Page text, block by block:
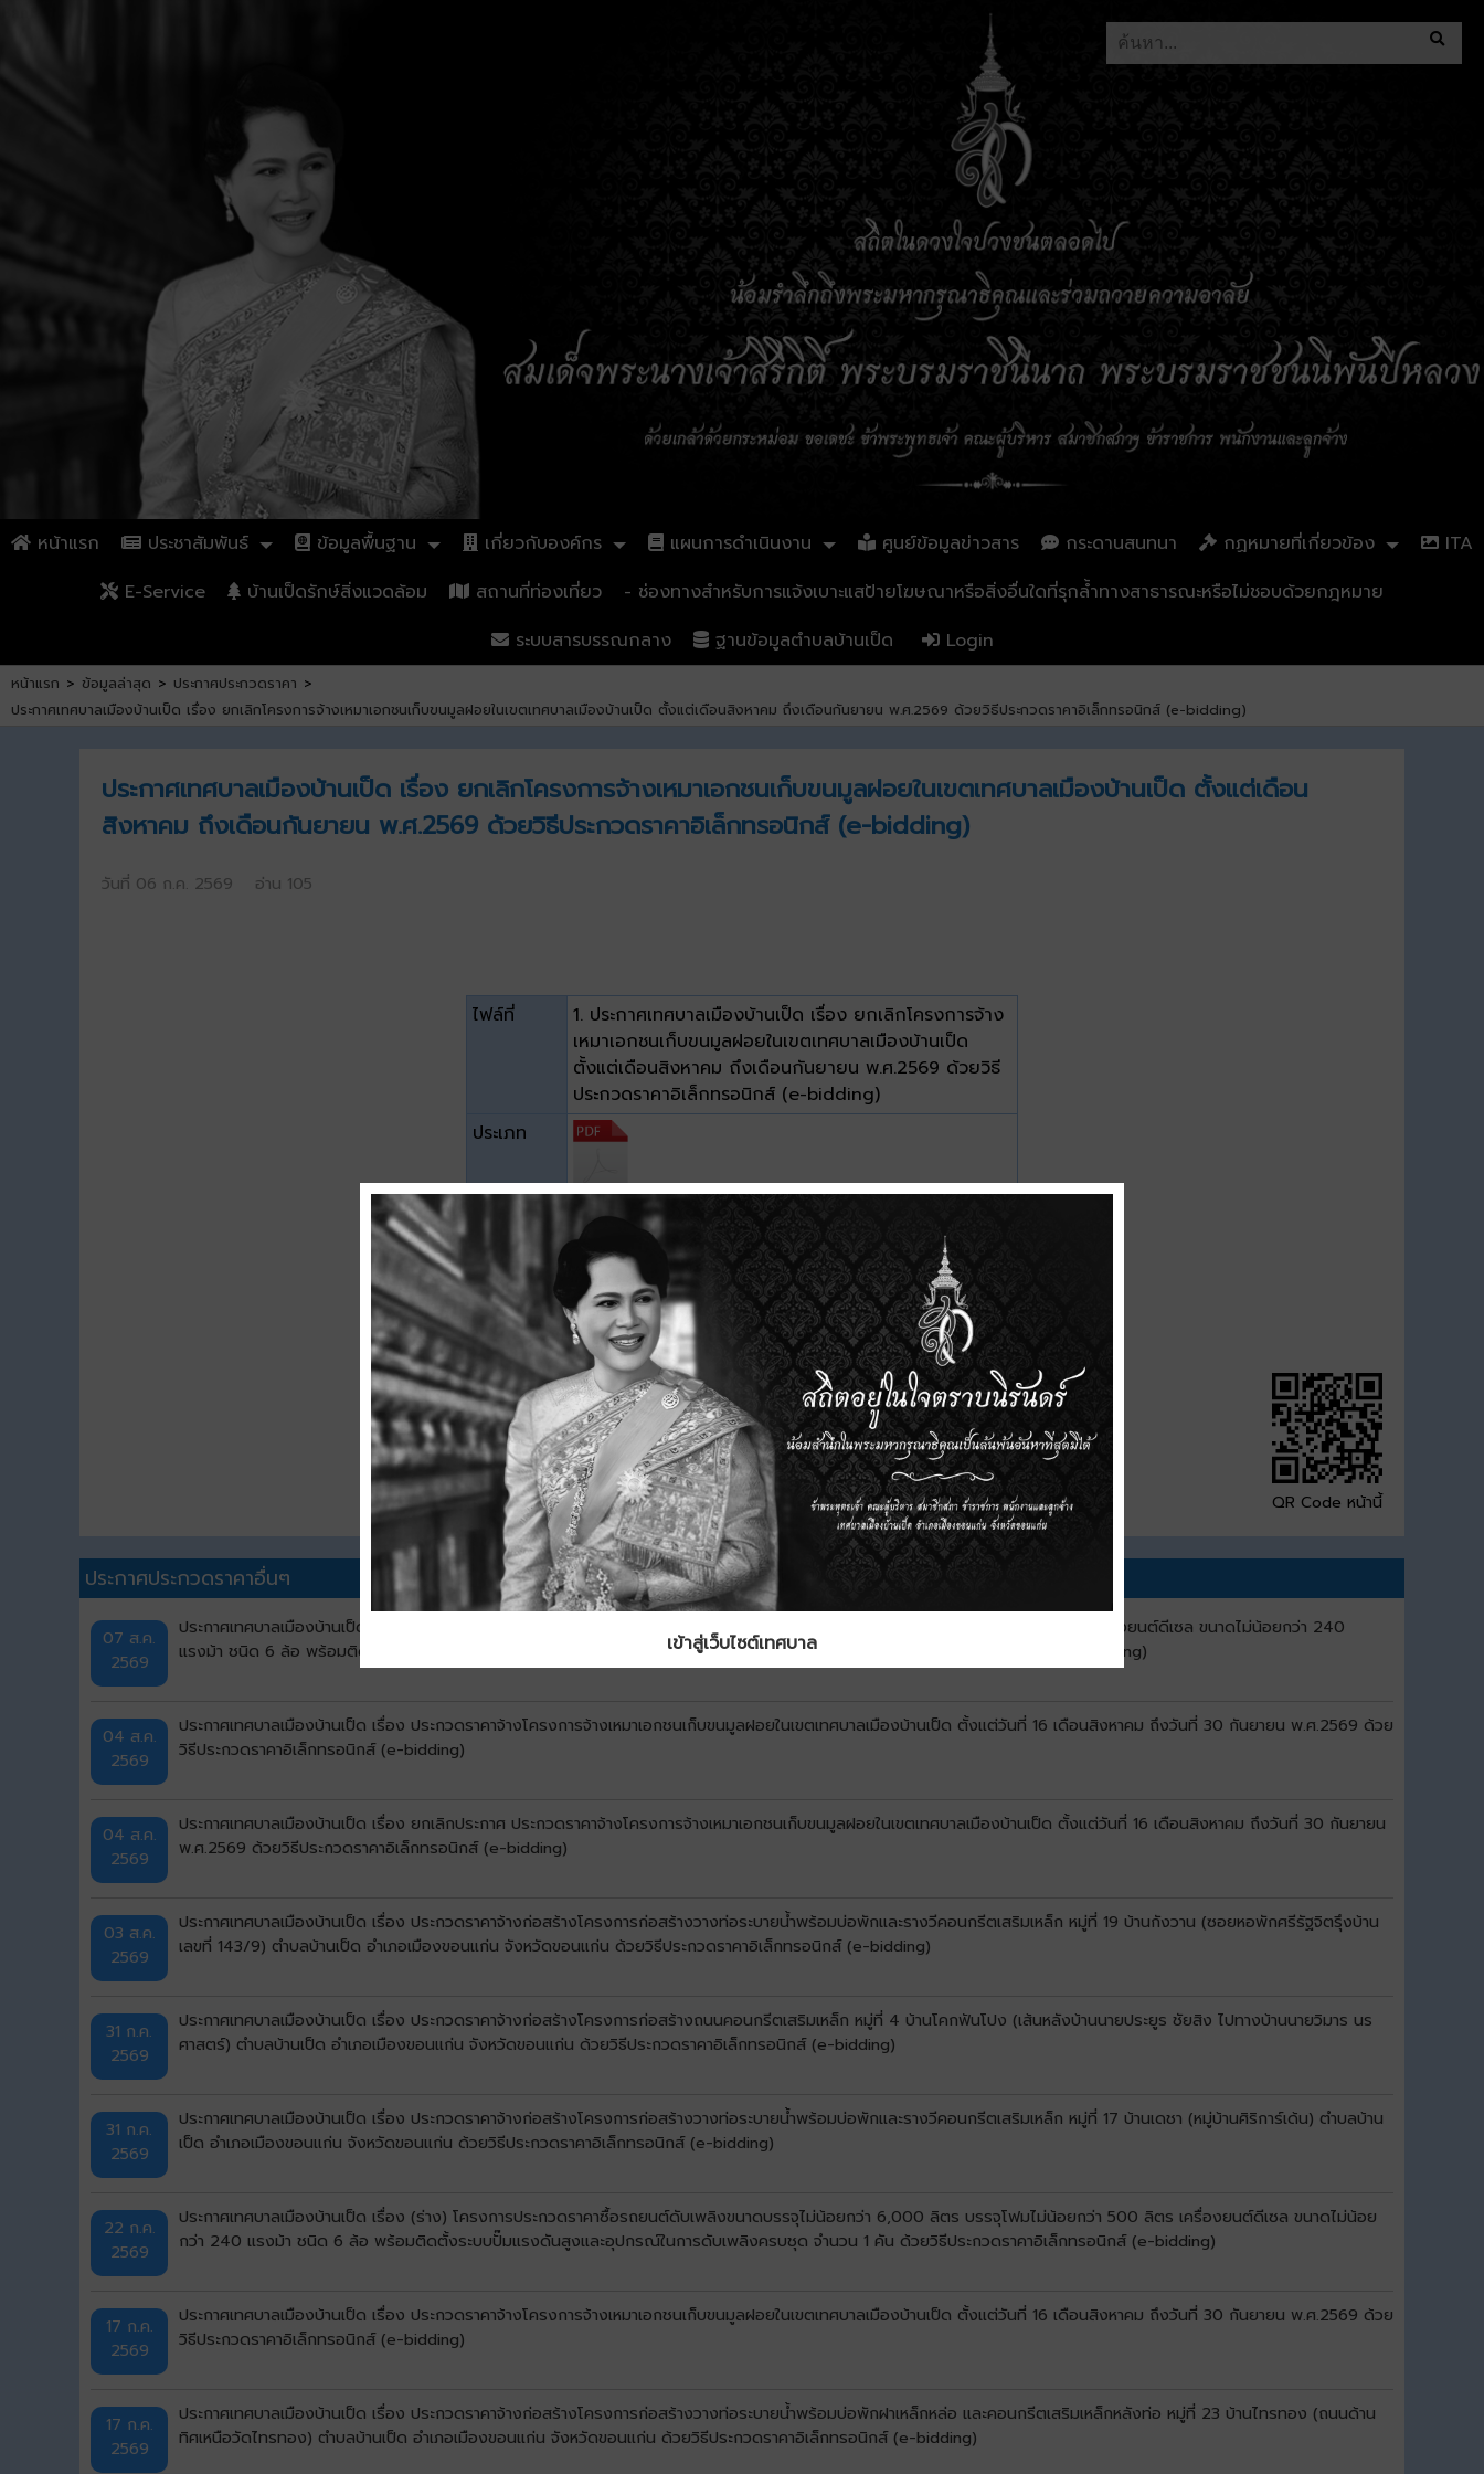
หน้าแรก ประชาสัมพันธ์ ข้อมูลพื้นฐาน เกี่ยวกับองค์กร แผนการดำเนินงาน ศูนย์ข้อมูลข่าวสาร กระดานสนทนา กฏหมายที่เกี่ยวข้อง
ITA
E-Service
บ้านเป็ดรักษ์สิ่งแวดล้อม สถานที่ท่องเที่ยว
- ช่องทางสำหรับการแจ้งเบาะแสป้ายโฆษณาหรือสิ่งอื่นใดที่รุกล้ำทางสาธารณะหรือไม่ชอบด้วยกฎหมาย
ระบบสารบรรณกลาง
ฐานข้อมูลตำบลบ้านเป็ด Login
หน้าแรก > ข้อมูลล่าสุด > ประกาศประกวดราคา >
ประกาศเทศบาลเมืองบ้านเป็ด เรื่อง ยกเลิกโครงการจ้างเหมาเอกชนเก็บขนมูลฝอยในเขตเทศบาลเมืองบ้านเป็ด ตั้งแต่เดือนสิงหาคม ถึงเดือนกันยายน พ.ศ.2569 ด้วยวิธีประกวดราคาอิเล็กทรอนิกส์ (e-bidding)
ประกาศเทศบาลเมืองบ้านเป็ด เรื่อง ยกเลิกโครงการจ้างเหมาเอกชนเก็บขนมูลฝอยในเขตเทศบาลเมืองบ้านเป็ด ตั้งแต่เดือน
สิงหาคม ถึงเดือนกันยายน พ.ศ.2569 ด้วยวิธีประกวดราคาอิเล็กทรอนิกส์ (e-bidding)
วันที่ 06 ก.ค. 2569 อ่าน 105
ไฟล์ที่
1. ประกาศเทศบาลเมืองบ้านเป็ด เรื่อง ยกเลิกโครงการจ้าง
เหมาเอกชนเก็บขนมูลฝอยในเขตเทศบาลเมืองบ้านเป็ด
ตั้งแต่เดือนสิงหาคม ถึงเดือนกันยายน พ.ศ.2569 ด้วยวิธี
ประกวดราคาอิเล็กทรอนิกส์ (e-bidding)
ประเภท
ขนาด
0.16 MB
ดาวน์โหลด
QR Code หน้านี้
ประกาศประกวดราคาอื่นๆ
07 ส.ค.
2569
ประกาศเทศบาลเมืองบ้านเป็ด เรื่อง ประกวดราคาซื้อรถยนต์ดับเพลิงขนาดความจุไม่น้อยกว่า 6,000 ลิตร บรรจุโฟมไม่น้อยกว่า 500 ลิตร เครื่องยนต์ดีเซล ขนาดไม่น้อยกว่า 240
แรงม้า ชนิด 6 ล้อ พร้อมติดตั้งระบบปั๊มแรงดันสูงและอุปกรณ์ในการดับเพลิงครบชุด จำนวน 1 คัน ด้วยวิธีประกวดราคาอิเล็กทรอนิกส์ (e-bidding)
04 ส.ค.
2569
ประกาศเทศบาลเมืองบ้านเป็ด เรื่อง ประกวดราคาจ้างโครงการจ้างเหมาเอกชนเก็บขนมูลฝอยในเขตเทศบาลเมืองบ้านเป็ด ตั้งแต่วันที่ 16 เดือนสิงหาคม ถึงวันที่ 30 กันยายน พ.ศ.2569 ด้วย
วิธีประกวดราคาอิเล็กทรอนิกส์ (e-bidding)
04 ส.ค.
2569
ประกาศเทศบาลเมืองบ้านเป็ด เรื่อง ยกเลิกประกาศ ประกวดราคาจ้างโครงการจ้างเหมาเอกชนเก็บขนมูลฝอยในเขตเทศบาลเมืองบ้านเป็ด ตั้งแต่วันที่ 16 เดือนสิงหาคม ถึงวันที่ 30 กันยายน
พ.ศ.2569 ด้วยวิธีประกวดราคาอิเล็กทรอนิกส์ (e-bidding)
03 ส.ค.
2569
ประกาศเทศบาลเมืองบ้านเป็ด เรื่อง ประกวดราคาจ้างก่อสร้างโครงการก่อสร้างวางท่อระบายน้ำพร้อมบ่อพักและรางวีคอนกรีตเสริมเหล็ก หมู่ที่ 19 บ้านกังวาน (ซอยหอพักศรีรัฐจิตรุึงบ้าน
เลขที่ 143/9) ตำบลบ้านเป็ด อำเภอเมืองขอนแก่น จังหวัดขอนแก่น ด้วยวิธีประกวดราคาอิเล็กทรอนิกส์ (e-bidding)
31 ก.ค.
2569
ประกาศเทศบาลเมืองบ้านเป็ด เรื่อง ประกวดราคาจ้างก่อสร้างโครงการก่อสร้างถนนคอนกรีตเสริมเหล็ก หมู่ที่ 4 บ้านโคกฟันโปง (เส้นหลังบ้านนายประยูร ชัยสิง ไปทางบ้านนายวิมาร นร
ศาสตร์) ตำบลบ้านเป็ด อำเภอเมืองขอนแก่น จังหวัดขอนแก่น ด้วยวิธีประกวดราคาอิเล็กทรอนิกส์ (e-bidding)
31 ก.ค.
2569
ประกาศเทศบาลเมืองบ้านเป็ด เรื่อง ประกวดราคาจ้างก่อสร้างโครงการก่อสร้างวางท่อระบายน้ำพร้อมบ่อพักและรางวีคอนกรีตเสริมเหล็ก หมู่ที่ 17 บ้านเดชา (หมู่บ้านศิริการ์เด้น) ตำบลบ้าน
เป็ด อำเภอเมืองขอนแก่น จังหวัดขอนแก่น ด้วยวิธีประกวดราคาอิเล็กทรอนิกส์ (e-bidding)
22 ก.ค.
2569
ประกาศเทศบาลเมืองบ้านเป็ด เรื่อง (ร่าง) โครงการประกวดราคาซื้อรถยนต์ดับเพลิงขนาดบรรจุไม่น้อยกว่า 6,000 ลิตร บรรจุโฟมไม่น้อยกว่า 500 ลิตร เครื่องยนต์ดีเซล ขนาดไม่น้อย
กว่า 240 แรงม้า ชนิด 6 ล้อ พร้อมติดตั้งระบบปั๊มแรงดันสูงและอุปกรณ์ในการดับเพลิงครบชุด จำนวน 1 คัน ด้วยวิธีประกวดราคาอิเล็กทรอนิกส์ (e-bidding)
17 ก.ค.
2569
ประกาศเทศบาลเมืองบ้านเป็ด เรื่อง ประกวดราคาจ้างโครงการจ้างเหมาเอกชนเก็บขนมูลฝอยในเขตเทศบาลเมืองบ้านเป็ด ตั้งแต่วันที่ 16 เดือนสิงหาคม ถึงวันที่ 30 กันยายน พ.ศ.2569 ด้วย
วิธีประกวดราคาอิเล็กทรอนิกส์ (e-bidding)
17 ก.ค.
2569
ประกาศเทศบาลเมืองบ้านเป็ด เรื่อง ประกวดราคาจ้างก่อสร้างโครงการก่อสร้างวางท่อระบายน้ำพร้อมบ่อพักฝาเหล็กหล่อ และคอนกรีตเสริมเหล็กหลังท่อ หมู่ที่ 23 บ้านไทรทอง (ถนนด้าน
ทิศเหนือวัดไทรทอง) ตำบลบ้านเป็ด อำเภอเมืองขอนแก่น จังหวัดขอนแก่น ด้วยวิธีประกวดราคาอิเล็กทรอนิกส์ (e-bidding)
เข้าสู่เว็บไซต์เทศบาล